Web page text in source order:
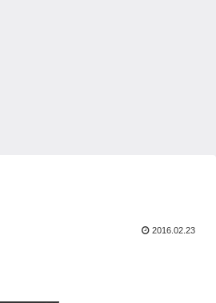
2016.02.23